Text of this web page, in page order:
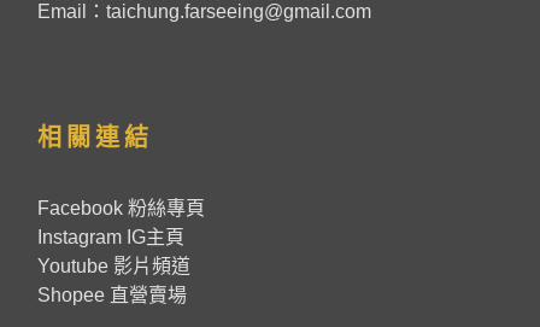
Email：taichung.farseeing@gmail.com
相關連結
Facebook 粉絲專頁
Instagram IG主頁
Youtube 影片頻道
Shopee 直營賣場